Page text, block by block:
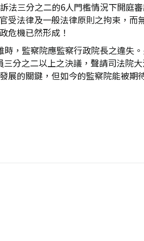
法三分之二的6人門檻情況下開庭
受法律及一般法律原則之拘束，
危機已然形成！
，監察院應監察行政院長之違失
分之二以上之決議，聲請司法院
展的關鍵，但如今的監察院能被期